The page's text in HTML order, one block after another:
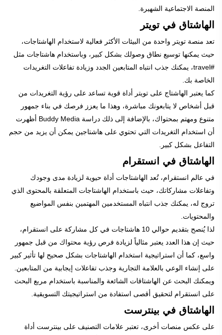
المنصة الاجتماعية الشهيرة.
الهاشتاق في تويتر
تعد منصة تويتر واحدة من البيئات الأكثر فعالية لاستخدام الهاشتاجات،
حيث يمكنها توسيع نطاق وصولك بشكل كبير، وباستخدام هاشتاجات مثل
#travel، يمكنك جذب انتباه المتابعين الجدد وزيادة تفاعلات التغريدات
الخاصة بك.
كما يعتبر الهاشتاج على تويتر أداة قوية تساعد على رؤية التغريدات من
قبل أشخاص لا يتابعونك مباشرة، وهذا ما يعزز فرصك في بناء جمهور
متنوع ومهتم بمحتواك، بالإضافة إلى ذلك دراسة Buddy Media أظهرت
أن استخدام التغريدات التي تحتوي على هاشتاجين يمكن أن يزيد من حجم
التفاعل بشكل كبير.
الهاشتاق في انستقرام
في عالم انستقرام، تُعد الهاشتاجات أداة حيوية لزيادة مدى وجودك
وتفاعلات مشاركاتك، حيث باستخدام الهاشتاجات المتعلقة بالمحتوى الذي
تروج له، يمكنك جذب انتباه المستخدمين المهتمين بنفس المواضيع
والمحتويات.
لذا يُنصح بتقديم حوالي 10 هاشتاجات في كل مشاركة على انستقرام،
حيث إن هذا العدد يعتبر مثالياً لزيادة فرص رؤية محتواك من قبل جمهور
واسع، كما أن استراتيجية استخدام الهاشتاجات بشكل صحيح لها تأثير كبير
على إنشاء الوعي بالعلامة التجارية وجذب تفاعلات إيجابية من المتابعين.
ويمكنك البحث عن الهاشتاقات الشائعة والمناسبة باستخدام مربع البحث
على انستقرام لتحقيق أقصى استفادة من استراتيجيتك التسويقية.
الهاشتاق في بينترست
على عكس منصات أخرى، تعتبر علامات التصنيف على بينترست أداة